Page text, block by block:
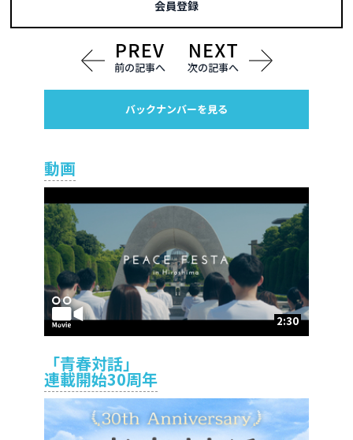
会員登録
前の記事へ 次の記事へ
バックナンバーを見る
動画
2:30
「青春対話」
連載開始30周年